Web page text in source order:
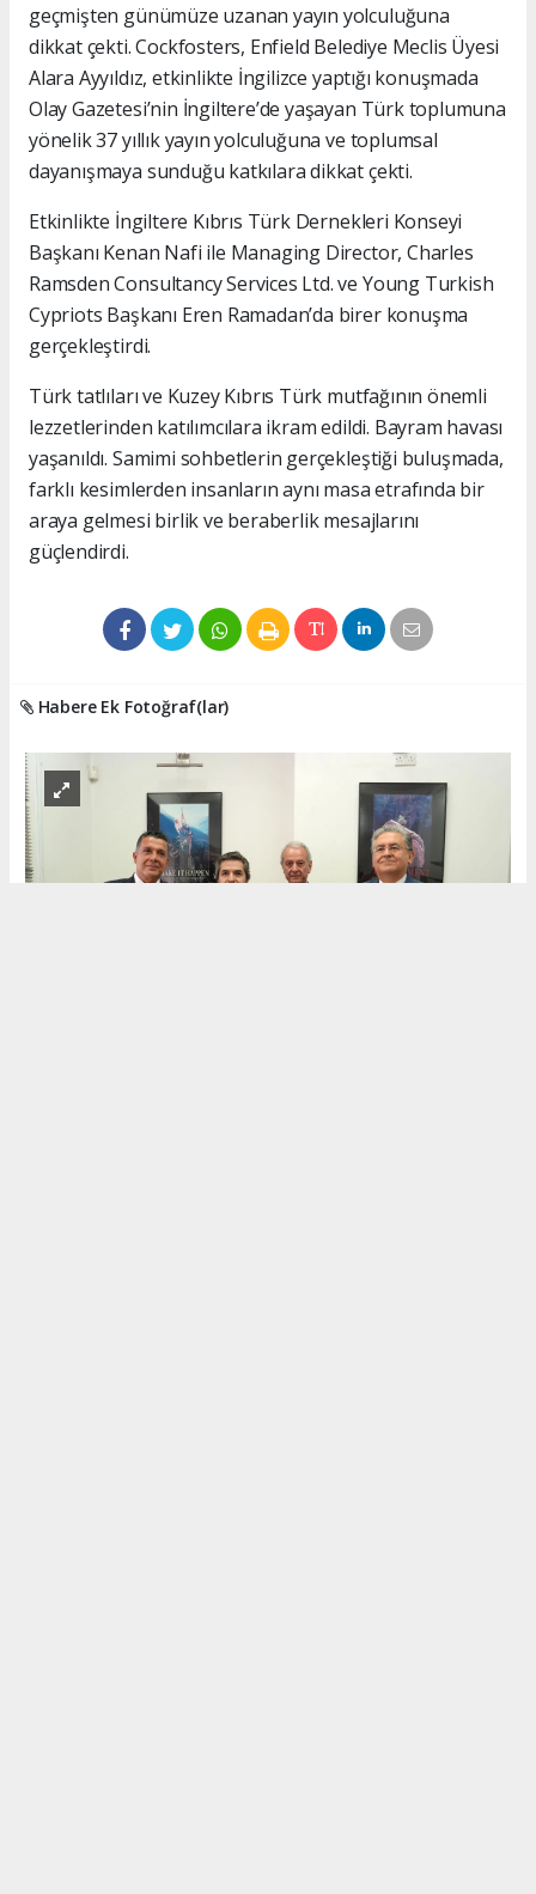
geçmişten günümüze uzanan yayın yolculuğuna
dikkat çekti. Cockfosters, Enfield Belediye Meclis Üyesi
Alara Ayyıldız, etkinlikte İngilizce yaptığı konuşmada
Olay Gazetesi’nin İngiltere’de yaşayan Türk toplumuna
yönelik 37 yıllık yayın yolculuğuna ve toplumsal
dayanışmaya sunduğu katkılara dikkat çekti.
Etkinlikte İngiltere Kıbrıs Türk Dernekleri Konseyi
Başkanı Kenan Nafi ile Managing Director, Charles
Ramsden Consultancy Services Ltd. ve Young Turkish
Cypriots Başkanı Eren Ramadan’da birer konuşma
gerçekleştirdi.
Türk tatlıları ve Kuzey Kıbrıs Türk mutfağının önemli
lezzetlerinden katılımcılara ikram edildi. Bayram havası
yaşanıldı. Samimi sohbetlerin gerçekleştiği buluşmada,
farklı kesimlerden insanların aynı masa etrafında bir
araya gelmesi birlik ve beraberlik mesajlarını
güçlendirdi.
Habere Ek Fotoğraf(lar)